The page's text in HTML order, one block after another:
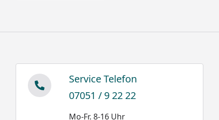
Service Telefon
07051 / 9 22 22
Mo-Fr. 8-16 Uhr